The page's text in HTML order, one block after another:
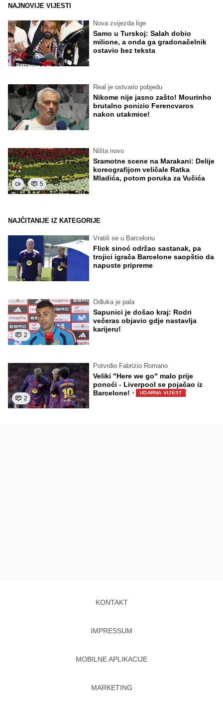
NAJNOVIJE VIJESTI
Nova zvijezda lige
Samo u Turskoj: Salah dobio
milione, a onda ga gradonačelnik
ostavio bez teksta
Real je ostvario pobjedu
Nikome nije jasno zašto! Mourinho
brutalno ponizio Ferencvaros
nakon utakmice!
5
Ništa novo
Sramotne scene na Marakani: Delije
koreografijom veličale Ratka
Mladića, potom poruka za Vučića
NAJČITANIJE IZ KATEGORIJE
Vratili se u Barcelonu
Flick sinoć održao sastanak, pa
trojici igrača Barcelone saopštio da
napuste pripreme
2
Odluka je pala
Sapunici je došao kraj: Rodri
večeras objavio gdje nastavlja
karijeru!
2
Potvrdio Fabrizio Romano
Veliki "Here we go" malo prije
ponoći - Liverpool se pojačao iz
Barcelone! · UDARNA VIJEST
KONTAKT
IMPRESSUM
MOBILNE APLIKACIJE
MARKETING